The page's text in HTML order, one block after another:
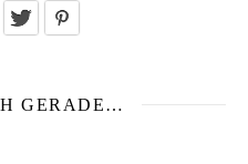
GERADE…